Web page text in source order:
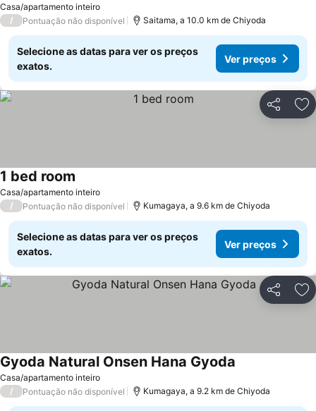
Casa/apartamento inteiro
/ Pontuação não disponível Saitama, a 10.0 km de Chiyoda
Selecione as datas para ver os preços
exatos.
Ver preços
Partilhar
Casa/apartamento inteiro
1 bed room
/ Pontuação não disponível Kumagaya, a 9.6 km de Chiyoda
Selecione as datas para ver os preços
exatos.
Ver preços
Partilhar
Casa/apartamento inteiro
Gyoda Natural Onsen Hana Gyoda
/ Pontuação não disponível Kumagaya, a 9.2 km de Chiyoda